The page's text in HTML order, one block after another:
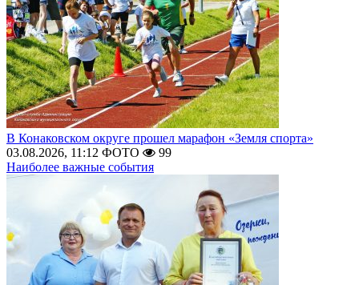
В Конаковском округе прошел марафон «Земля спорта»
03.08.2026, 11:12 ФОТО
99
Наиболее важные события